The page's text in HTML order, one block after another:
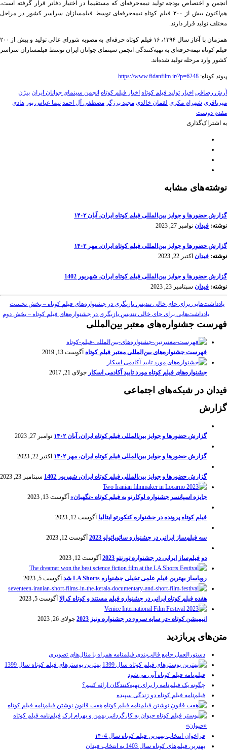
انجمن و اختصاص بودجه تولید نیمه‌حرفه‌ای که مستقیماً در اختیار دفاتر قرار گرفته است،
هم‌اکنون بیش از ۲۰۰ فیلم کوتاه نیمه‌حرفه‌ای توسط فیلمسازان سراسر کشور در مراحل
مختلف تولید قرار دارند.
همزمان با آغاز سال ۱۳۹۶، ۱۶ فیلم کوتاه حرفه‌ای به مصوبه شورای عالی تولید و بیش از ۲۰۰
فیلم کوتاه نیمه‌حرفه‌ای به تهیه‌کنندگی انجمن سینمای جوانان ایران توسط فیلمسازان سراسر
کشور وارد مرحله‌ تولید شده‌اند.
پیوند کوتاه: https://www.fidanfilm.ir/?p=6248
آرش رصافی اخبار تولید فیلم کوتاه اخبار فیلم کوتاه انجمن سینمای جوانان ایران بیژن
میرباقری شهرام مکری لقمان خالدی مجید برزگر مصطفی آل احمد نیما عباس پور هادی
مقدم دوست
به اشتراک‌گذاری
نوشته‌های مشابه
گزارش حضورها و جوایز بین‌المللی فیلم کوتاه ایران، آبان ۱۴۰۲
نوشته: فیدان نوامبر 27, 2023
گزارش حضورها و جوایز بین‌المللی فیلم کوتاه ایران، مهر ۱۴۰۲
نوشته: فیدان اکتبر 22, 2023
گزارش حضورها و جوایز بین‌المللی فیلم کوتاه ایران، شهریور 1402
نوشته: فیدان سپتامبر 23, 2023
یادداشت‌هایی برای جای خالی تندیس بازیگری در جشنواره‌های فیلم کوتاه – بخش نخست
یادداشت‌هایی برای جای خالی تندیس بازیگری در جشنواره‌های فیلم کوتاه – بخش دوم
فهرست جشنواره‌های معتبر بین‌المللی
فهرست جشنواره‌های بین‌المللی معتبر فیلم کوتاه آگوست 13, 2019
جشنواره‌های فیلم کوتاه مورد تایید آکادمی اسکار جولای 21, 2017
فیدان در شبکه‌های اجتماعی
گزارش
گزارش حضورها و جوایز بین‌المللی فیلم کوتاه ایران، آبان ۱۴۰۲ نوامبر 27, 2023
گزارش حضورها و جوایز بین‌المللی فیلم کوتاه ایران، مهر ۱۴۰۲ اکتبر 22, 2023
گزارش حضورها و جوایز بین‌المللی فیلم کوتاه ایران، شهریور 1402 سپتامبر 23, 2023
جایزه اسپانسر جشنواره لوکارنو به فیلم کوتاه «نگهبان» آگوست 13, 2023
فیلم کوتاه پرونده در جشنواره کنکورتو ایتالیا آگوست 12, 2023
سه فیلم‌ساز ایرانی در جشنواره سائوپائولو 2023 آگوست 12, 2023
دو فیلم‌ساز ایرانی در جشنواره تورنتو 2023 آگوست 12, 2023
رویاساز بهترین فیلم علمی تخیلی جشنواره LA Shorts شد آگوست 5, 2023
هفده فیلم کوتاه ایرانی در جشنواره فیلم مستند و کوتاه کرالا آگوست 5, 2023
انیمیشن کوتاه «در سایه سرو» در جشنواره ونیز 2023 جولای 26, 2023
متن‌های پربازدید
دستورالعمل جامع قالب‌بندی فیلمنامه همراه با مثال‌های تصویری
بهترین پوسترهای فیلم کوتاه سال 1399
فیلم‌نامه فیلم کوتاه آبی می‌شود
چگونه یک فیلم‌نامه را برای تهیه‌کنندگان ارائه کنیم؟
فیلم‌نامه فیلم کوتاه دو زندگی سپیده
هفت قانونِ نوشتن فیلم‌نامه فیلم کوتاه
فیلم‌نامه فیلم کوتاه
«حیوان»
فراخوان انتخاب بهترین فیلم کوتاه سال ۱۴۰4
بهترین فیلم‌های کوتاه سال 1403 به انتخاب فیدان